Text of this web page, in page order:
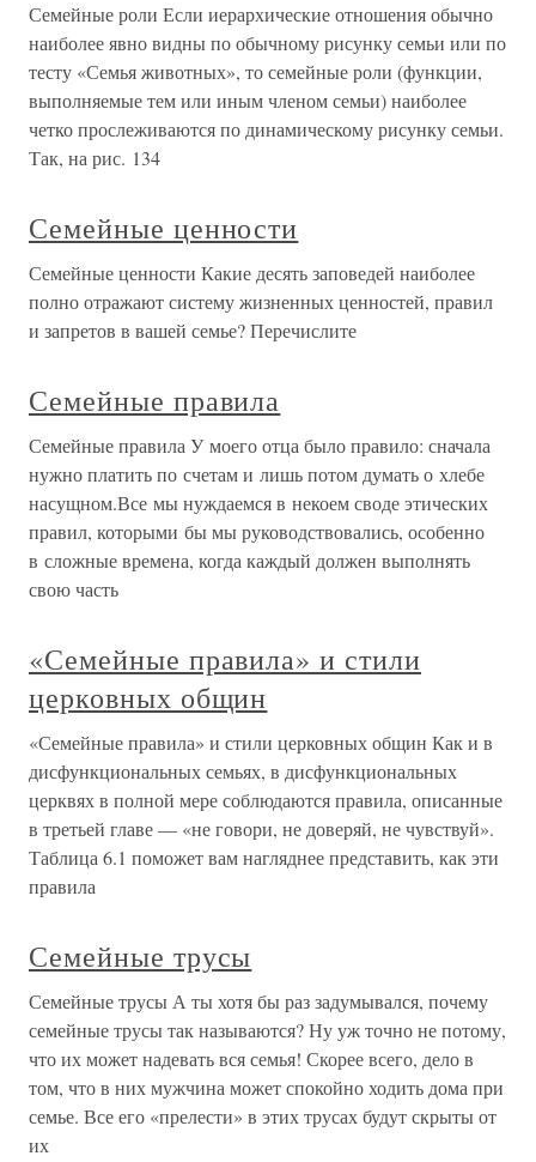
Семейные роли Если иерархические отношения обычно
наиболее явно видны по обычному рисунку семьи или по
тесту «Семья животных», то семейные роли (функции,
выполняемые тем или иным членом семьи) наиболее
четко прослеживаются по динамическому рисунку семьи.
Так, на рис. 134
Семейные ценности
Семейные ценности Какие десять заповедей наиболее
полно отражают систему жизненных ценностей, правил
и запретов в вашей семье? Перечислите
Семейные правила
Семейные правила У моего отца было правило: сначала
нужно платить по счетам и лишь потом думать о хлебе
насущном.Все мы нуждаемся в некоем своде этических
правил, которыми бы мы руководствовались, особенно
в сложные времена, когда каждый должен выполнять
свою часть
«Семейные правила» и стили
церковных общин
«Семейные правила» и стили церковных общин Как и в
дисфункциональных семьях, в дисфункциональных
церквях в полной мере соблюдаются правила, описанные
в третьей главе — «не говори, не доверяй, не чувствуй».
Таблица 6.1 поможет вам нагляднее представить, как эти
правила
Семейные трусы
Семейные трусы А ты хотя бы раз задумывался, почему
семейные трусы так называются? Ну уж точно не потому,
что их может надевать вся семья! Скорее всего, дело в
том, что в них мужчина может спокойно ходить дома при
семье. Все его «прелести» в этих трусах будут скрыты от
их